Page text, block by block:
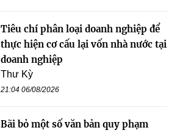
Tiêu chí phân loại doanh nghiệp để
thực hiện cơ cấu lại vốn nhà nước tại
doanh nghiệp
Thư Kỳ
21:04 06/08/2026
Bãi bỏ một số văn bản quy phạm